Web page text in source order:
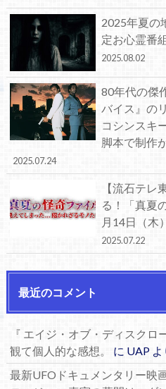
2025年夏の
定お心霊番
2025.08.02
80年代の傑
バイス』の
コシンスキ
脚本で制作
2025.07.24
【流石テレ
る！「真夏
月14日（木
2025.07.22
最近のコメント
『 エイジ・オブ・ディスクロ
観て個人的な感想。
に UAPよ
最新UFOドキュメンタリー映